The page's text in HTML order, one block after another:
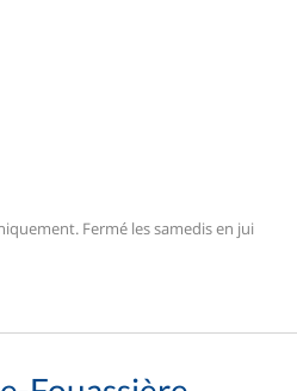
Fermé les samedis en jui